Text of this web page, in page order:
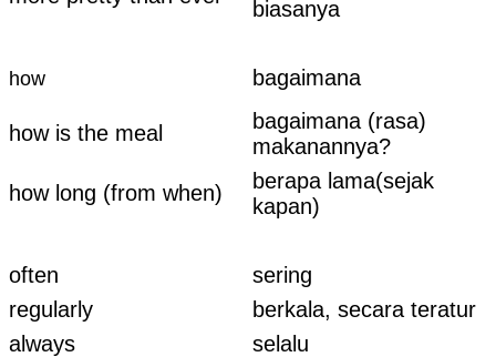
biasanya
how bagaimana
how is the meal
bagaimana (rasa)
makanannya?
how long (from when)
berapa lama(sejak
kapan)
often
sering
regularly
berkala, secara teratur
always
selalu